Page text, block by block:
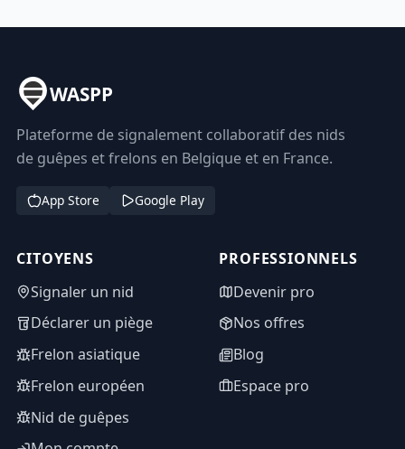
WASPP
Plateforme de signalement collaboratif des nids
de guêpes et frelons en Belgique et en France.
App Store Google Play
CITOYENS
Signaler un nid
Déclarer un piège
Frelon asiatique
Frelon européen
Nid de guêpes
PROFESSIONNELS
Devenir pro
Nos offres
Blog
Espace pro